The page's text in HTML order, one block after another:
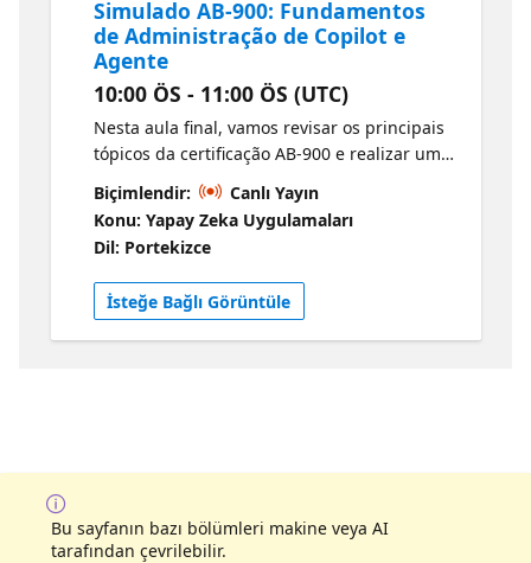
Simulado AB-900: Fundamentos
de Administração de Copilot e
Agente
10:00 ÖS - 11:00 ÖS (UTC)
Nesta aula final, vamos revisar os principais
tópicos da certificação AB-900 e realizar um
simulado completo com questões no estilo
do exame oficial. O que você vai aprender?
Revisar os conceitos-chave da certificação
AB-900 Praticar com questões no estilo do
exame oficial
Biçimlendir:
Canlı Yayın
Konu: Yapay Zeka Uygulamaları
Dil: Portekizce
İsteğe Bağlı Görüntüle
Bu sayfanın bazı bölümleri makine veya AI
tarafından çevrilebilir.